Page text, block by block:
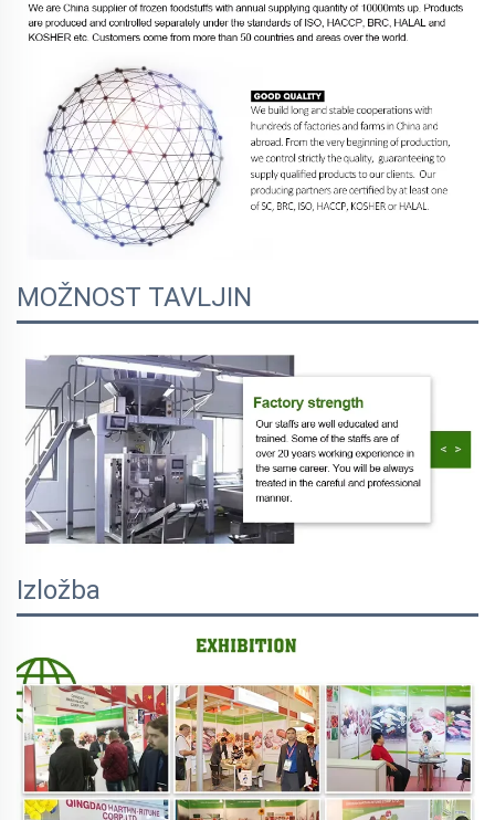
MOŽNOST TAVLJIN
Izložba